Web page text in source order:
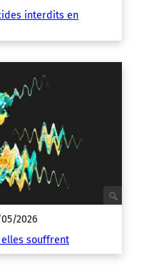
interdits en
2026
souffrent